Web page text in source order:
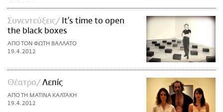
Συνεντεύξεις
It’s time to open
the black boxes
ΑΠΟ ΤΟΝ ΦΩΤΗ ΒΑΛΛΑΤΟ
19.4.2012
Θέατρο Λεπίς
ΑΠΟ ΤΗ ΜΑΤΙΝΑ ΚΑΛΤΑΚΗ
19.4.2012